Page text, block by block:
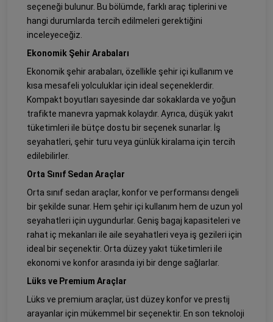
seçeneği bulunur. Bu bölümde, farklı araç tiplerini ve
hangi durumlarda tercih edilmeleri gerektiğini
inceleyeceğiz.
Ekonomik Şehir Arabaları
Ekonomik şehir arabaları, özellikle şehir içi kullanım ve
kısa mesafeli yolculuklar için ideal seçeneklerdir.
Kompakt boyutları sayesinde dar sokaklarda ve yoğun
trafikte manevra yapmak kolaydır. Ayrıca, düşük yakıt
tüketimleri ile bütçe dostu bir seçenek sunarlar. İş
seyahatleri, şehir turu veya günlük kiralama için tercih
edilebilirler.
Orta Sınıf Sedan Araçlar
Orta sınıf sedan araçlar, konfor ve performansı dengeli
bir şekilde sunar. Hem şehir içi kullanım hem de uzun yol
seyahatleri için uygundurlar. Geniş bagaj kapasiteleri ve
rahat iç mekanları ile aile seyahatleri veya iş gezileri için
ideal bir seçenektir. Orta düzey yakıt tüketimleri ile
ekonomi ve konfor arasında iyi bir denge sağlarlar.
Lüks ve Premium Araçlar
Lüks ve premium araçlar, üst düzey konfor ve prestij
arayanlar için mükemmel bir seçenektir. En son teknoloji